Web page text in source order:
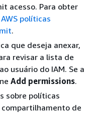
acesso. Para obter
AWS políticas
.
que deseja anexar,
revisar a lista de
usuário do IAM. Se a
Add permissions.
sobre políticas
de